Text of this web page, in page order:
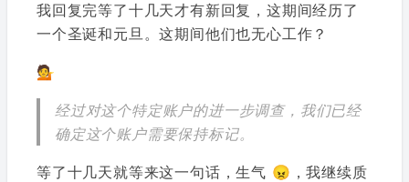
我回复完等了十几天才有新回复，这期间经历了
一个圣诞和元旦。这期间他们也无心工作？
💁
经过对这个特定账户的进一步调查，我们已经
确定这个账户需要保持标记。
等了十几天就等来这一句话，生气 😠，我继续质